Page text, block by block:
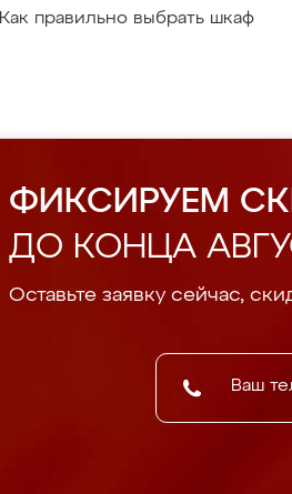
Как правильно выбрать шкаф
ФИКСИРУЕМ
ДО КОНЦА
Оставьте заявку сейчас,